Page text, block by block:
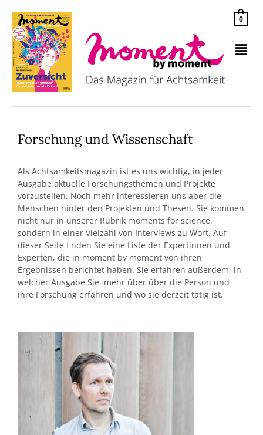
Inhalt
springen
0
Forschung und Wissenschaft
Als Achtsamkeitsmagazin ist es uns wichtig, in jeder
Ausgabe aktuelle Forschungsthemen und Projekte
vorzustellen. Noch mehr interessieren uns aber die
Menschen hinter den Projekten und Thesen. Sie kommen
nicht nur in unserer Rubrik moments for science,
sondern in einer Vielzahl von Interviews zu Wort. Auf
dieser Seite finden Sie eine Liste der Expertinnen und
Experten, die in moment by moment von ihren
Ergebnissen berichtet haben. Sie erfahren außerdem, in
welcher Ausgabe Sie mehr über über die Person und
ihre Forschung erfahren und wo sie derzeit tätig ist.